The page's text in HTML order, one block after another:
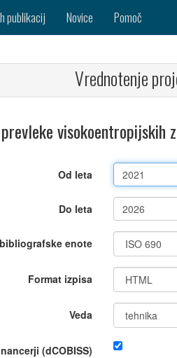
publikacij Novice Pomoč
Vrednotenje
Od leta
Do leta
enote
Format izpisa
Veda
(dCOBISS)